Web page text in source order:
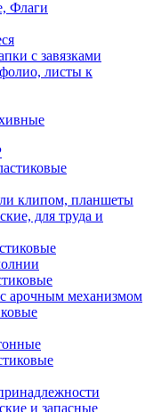
Флаги
с завязками
листы к
клипом, планшеты
для труда и
арочным механизмом
и запасные